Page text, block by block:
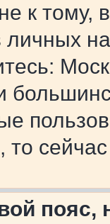
к тому,
то
пояс,